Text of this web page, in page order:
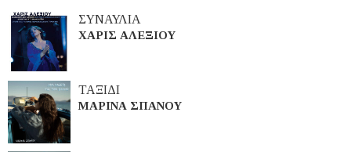
ΣΥΝΑΥΛΙΑ
ΧΑΡΙΣ ΑΛΕΞΙΟΥ
ΤΑΞΙΔΙ
ΜΑΡΙΝΑ ΣΠΑΝΟΥ